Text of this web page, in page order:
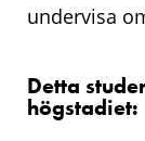
undervisa
Detta
högstadiet: